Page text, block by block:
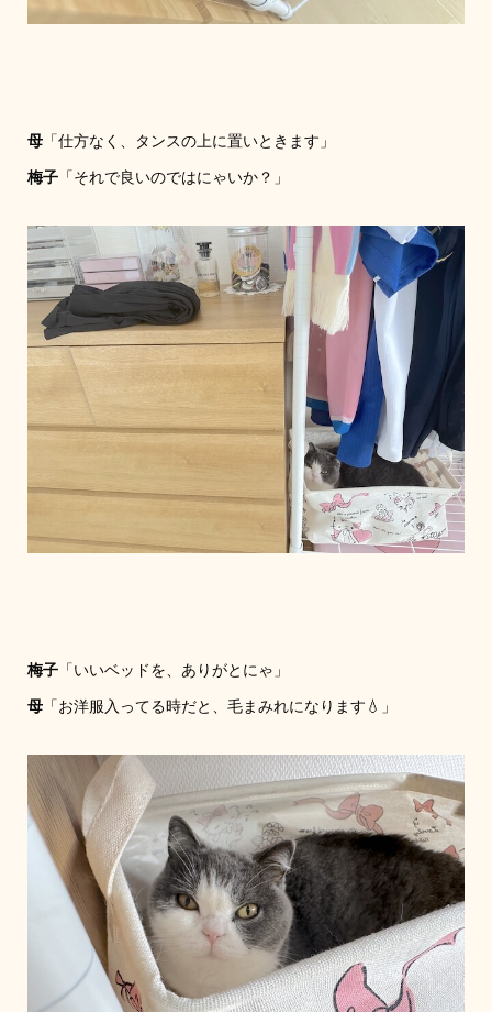
母「仕方なく、タンスの上に置いときます」
梅子「それで良いのではにゃいか？」
梅子「いいベッドを、ありがとにゃ」
母「お洋服入ってる時だと、毛まみれになります💧」